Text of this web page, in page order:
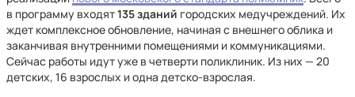
в программу входят135 зданий городских медучреждений. Их
ждет комплексное обновление, начиная с внешнего облика и
заканчивая внутренними помещениями и коммуникациями.
Сейчас работы идут уже в четверти поликлиник. Из них — 20
детских, 16 взрослых и одна детско-взрослая.